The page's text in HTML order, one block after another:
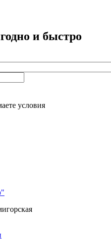
и быстро
условия